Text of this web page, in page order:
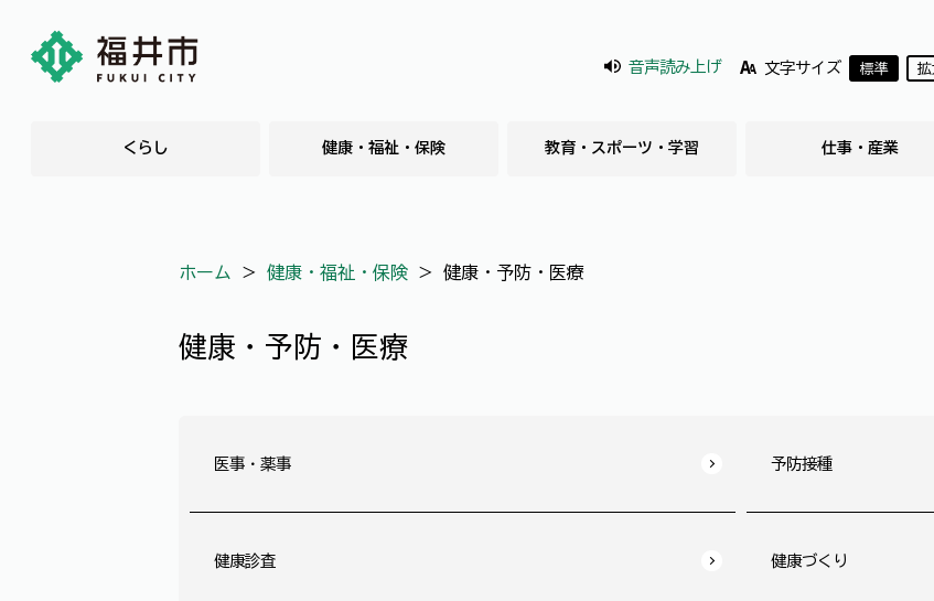
音声読み上げ 文字サイズ 標準 拡
くらし 健康・福祉・保険 教育・スポーツ・学習 仕事・産業
ホーム ＞ 健康・福祉・保険 ＞ 健康・予防・医療
健康・予防・医療
医事・薬事 予防接種
健康診査 健康づくり